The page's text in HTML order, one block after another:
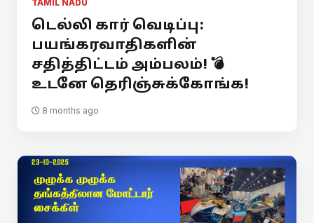
TAMIL NADU
டெல்லி கார் வெடிப்பு:
பயங்கரவாதிகளின்
சதித்திட்டம் அம்பலம்! 💣
உடனே தெரிஞ்சுக்கோங்க!
8 months ago